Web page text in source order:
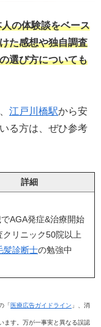
の体験談をベース
た感想や独自調査
選び方についても
江戸川橋駅から安
る方は、ぜひ参考
詳細
でAGA発症&治療開始
クリニック50院以上
髪診断士の勉強中
「医療広告ガイドライン 」、消
ます。万が一事実と異なる誤認